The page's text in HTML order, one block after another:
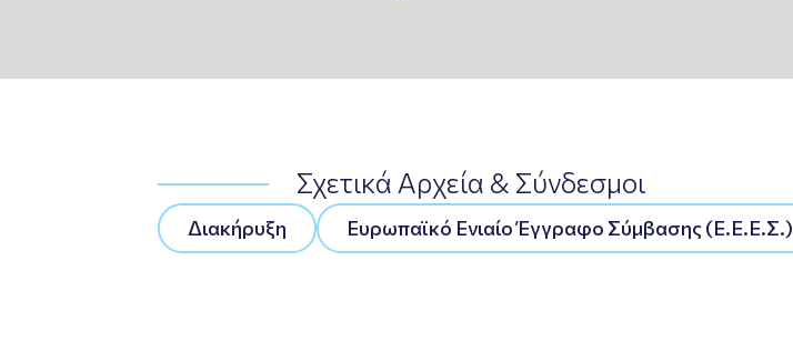
Σχετικά Αρχεία & Σύνδεσμοι
Διακήρυξη Ευρωπαϊκό Ενιαίο Έγγραφο Σύμβασης (Ε.Ε.Ε.Σ.)